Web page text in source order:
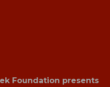
Foundation presents